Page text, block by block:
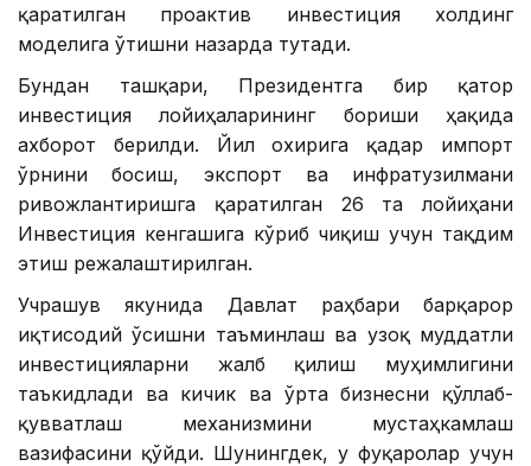
қаратилган проактив инвестиция холдинг
моделига ўтишни назарда тутади.
Бундан ташқари, Президентга бир қатор
инвестиция лойиҳаларининг бориши ҳақида
ахборот берилди. Йил охирига қадар импорт
ўрнини босиш, экспорт ва инфратузилмани
ривожлантиришга қаратилган 26 та лойиҳани
Инвестиция кенгашига кўриб чиқиш учун тақдим
этиш режалаштирилган.
Учрашув якунида Давлат раҳбари барқарор
иқтисодий ўсишни таъминлаш ва узоқ муддатли
инвестицияларни жалб қилиш муҳимлигини
таъкидлади ва кичик ва ўрта бизнесни қўллаб-
қувватлаш механизмини мустаҳкамлаш
вазифасини қўйди. Шунингдек, у фуқаролар учун